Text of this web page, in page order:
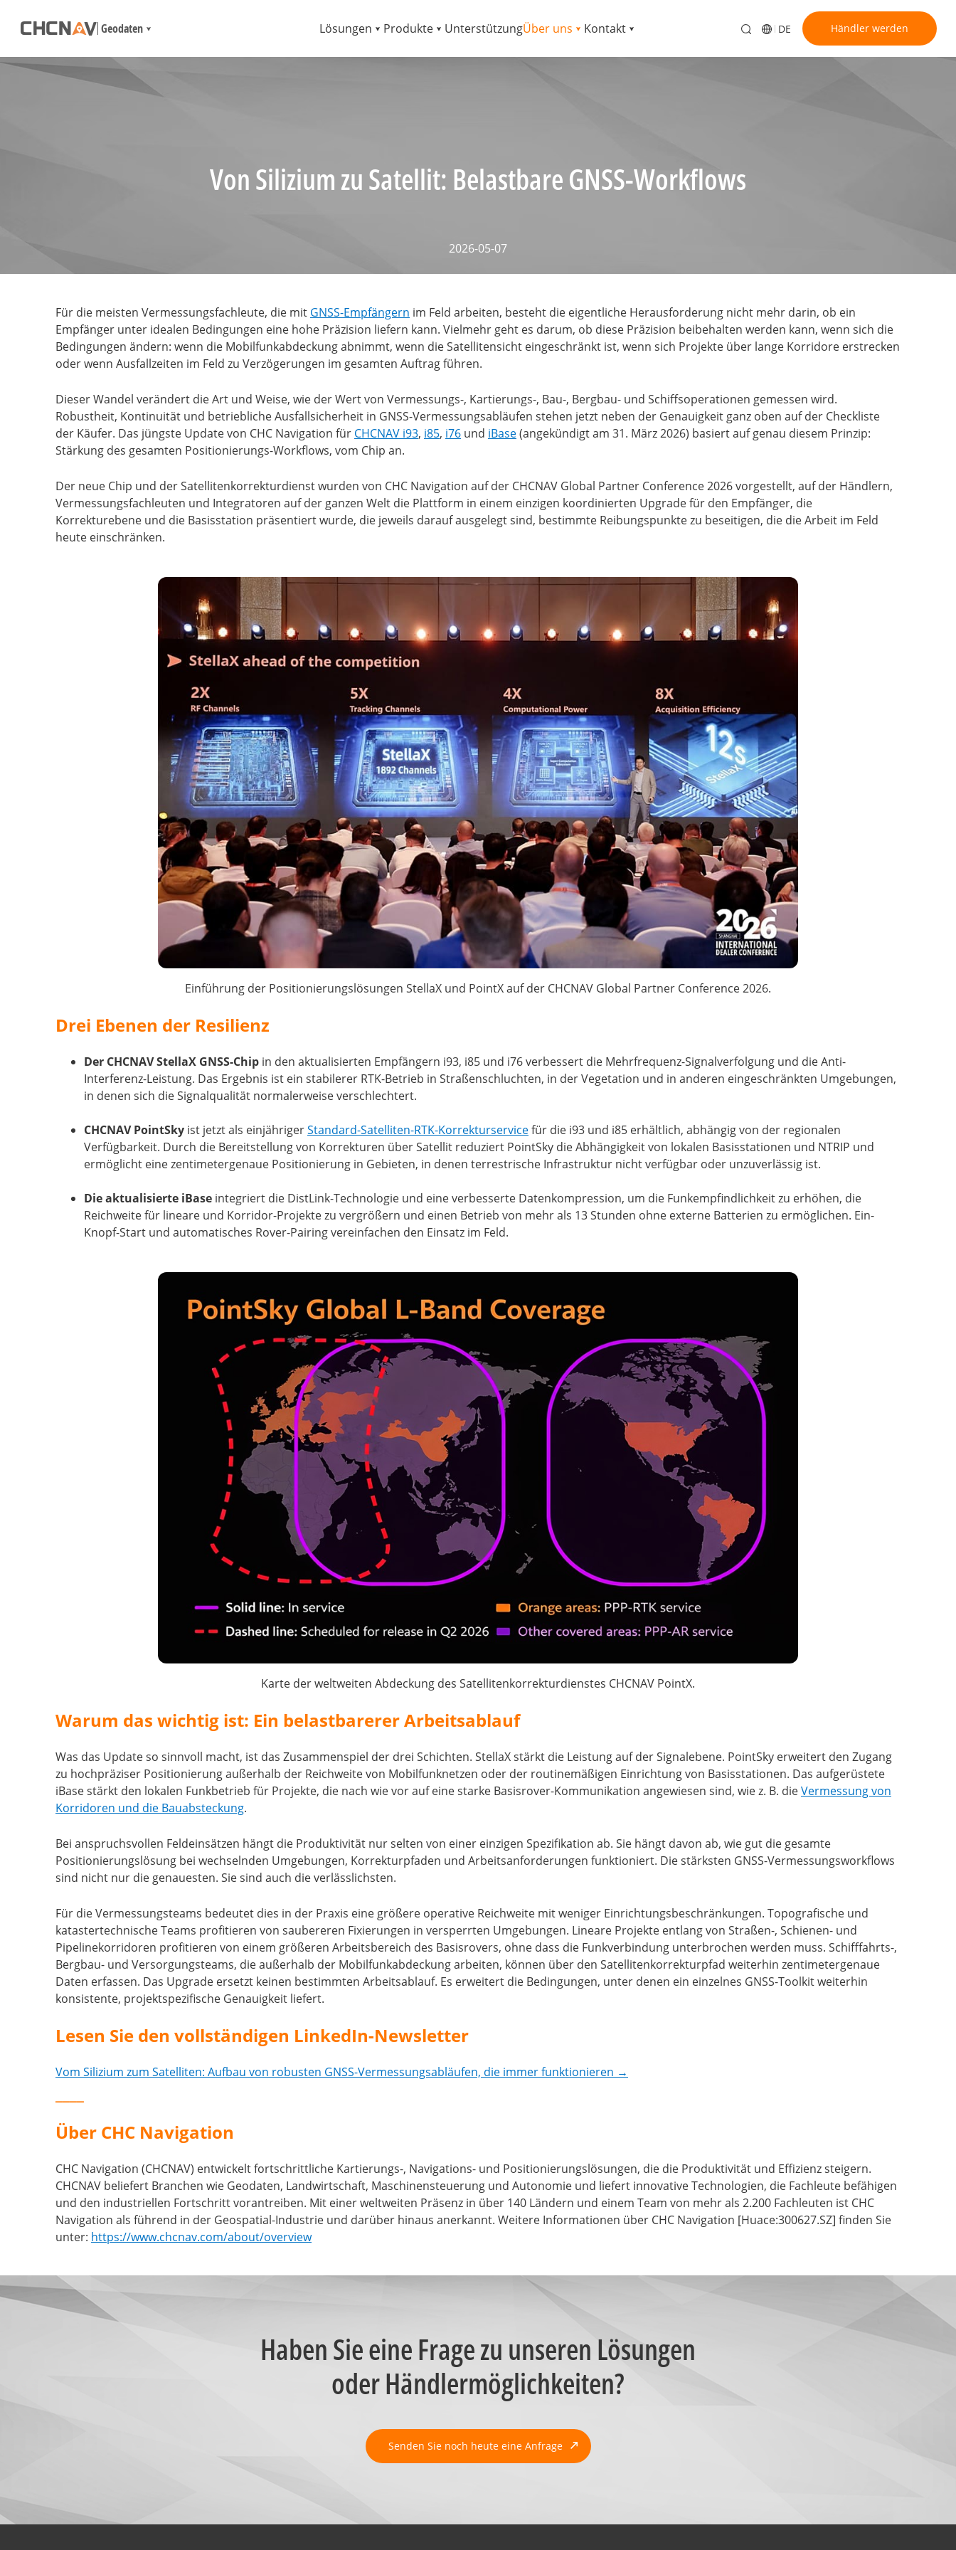
Geodaten Lösungen Produkte UnterstützungÜber uns Kontakt DE Händler werden
Von Silizium zu Satellit: Belastbare GNSS-Workflows
2026-05-07
Für die meisten Vermessungsfachleute, die mit GNSS-Empfängern im Feld arbeiten, besteht die eigentliche Herausforderung nicht mehr darin, ob ein
Empfänger unter idealen Bedingungen eine hohe Präzision liefern kann. Vielmehr geht es darum, ob diese Präzision beibehalten werden kann, wenn sich die
Bedingungen ändern: wenn die Mobilfunkabdeckung abnimmt, wenn die Satellitensicht eingeschränkt ist, wenn sich Projekte über lange Korridore erstrecken
oder wenn Ausfallzeiten im Feld zu Verzögerungen im gesamten Auftrag führen.
Dieser Wandel verändert die Art und Weise, wie der Wert von Vermessungs-, Kartierungs-, Bau-, Bergbau- und Schiffsoperationen gemessen wird.
Robustheit, Kontinuität und betriebliche Ausfallsicherheit in GNSS-Vermessungsabläufen stehen jetzt neben der Genauigkeit ganz oben auf der Checkliste
der Käufer. Das jüngste Update von CHC Navigation für CHCNAV i93, i85, i76 und iBase(angekündigt am 31. März 2026) basiert auf genau diesem Prinzip:
Stärkung des gesamten Positionierungs-Workflows, vom Chip an.
Der neue Chip und der Satellitenkorrekturdienst wurden von CHC Navigation auf der CHCNAV Global Partner Conference 2026 vorgestellt, auf der Händlern,
Vermessungsfachleuten und Integratoren auf der ganzen Welt die Plattform in einem einzigen koordinierten Upgrade für den Empfänger, die
Korrekturebene und die Basisstation präsentiert wurde, die jeweils darauf ausgelegt sind, bestimmte Reibungspunkte zu beseitigen, die die Arbeit im Feld
heute einschränken.
Einführung der Positionierungslösungen StellaX und PointX auf der CHCNAV Global Partner Conference 2026.
Drei Ebenen der Resilienz
Der CHCNAV StellaX GNSS-Chip in den aktualisierten Empfängern i93, i85 und i76 verbessert die Mehrfrequenz-Signalverfolgung und die Anti-
Interferenz-Leistung. Das Ergebnis ist ein stabilerer RTK-Betrieb in Straßenschluchten, in der Vegetation und in anderen eingeschränkten Umgebungen,
in denen sich die Signalqualität normalerweise verschlechtert.
CHCNAV PointSky ist jetzt als einjährigerStandard-Satelliten-RTK-Korrekturservicefür die i93 und i85 erhältlich, abhängig von der regionalen
Verfügbarkeit. Durch die Bereitstellung von Korrekturen über Satellit reduziert PointSky die Abhängigkeit von lokalen Basisstationen und NTRIP und
ermöglicht eine zentimetergenaue Positionierung in Gebieten, in denen terrestrische Infrastruktur nicht verfügbar oder unzuverlässig ist.
Die aktualisierte iBase integriert die DistLink-Technologie und eine verbesserte Datenkompression, um die Funkempfindlichkeit zu erhöhen, die
Reichweite für lineare und Korridor-Projekte zu vergrößern und einen Betrieb von mehr als 13 Stunden ohne externe Batterien zu ermöglichen. Ein-
Knopf-Start und automatisches Rover-Pairing vereinfachen den Einsatz im Feld.
Karte der weltweiten Abdeckung des Satellitenkorrekturdienstes CHCNAV PointX.
Warum das wichtig ist: Ein belastbarerer Arbeitsablauf
Was das Update so sinnvoll macht, ist das Zusammenspiel der drei Schichten. StellaX stärkt die Leistung auf der Signalebene. PointSky erweitert den Zugang
zu hochpräziser Positionierung außerhalb der Reichweite von Mobilfunknetzen oder der routinemäßigen Einrichtung von Basisstationen. Das aufgerüstete
iBase stärkt den lokalen Funkbetrieb für Projekte, die nach wie vor auf eine starke Basisrover-Kommunikation angewiesen sind, wie z. B. dieVermessung von
Korridoren und die Bauabsteckung.
Bei anspruchsvollen Feldeinsätzen hängt die Produktivität nur selten von einer einzigen Spezifikation ab. Sie hängt davon ab, wie gut die gesamte
Positionierungslösung bei wechselnden Umgebungen, Korrekturpfaden und Arbeitsanforderungen funktioniert. Die stärksten GNSS-Vermessungsworkflows
sind nicht nur die genauesten. Sie sind auch die verlässlichsten.
Für die Vermessungsteams bedeutet dies in der Praxis eine größere operative Reichweite mit weniger Einrichtungsbeschränkungen. Topografische und
katastertechnische Teams profitieren von saubereren Fixierungen in versperrten Umgebungen. Lineare Projekte entlang von Straßen-, Schienen- und
Pipelinekorridoren profitieren von einem größeren Arbeitsbereich des Basisrovers, ohne dass die Funkverbindung unterbrochen werden muss. Schifffahrts-,
Bergbau- und Versorgungsteams, die außerhalb der Mobilfunkabdeckung arbeiten, können über den Satellitenkorrekturpfad weiterhin zentimetergenaue
Daten erfassen. Das Upgrade ersetzt keinen bestimmten Arbeitsablauf. Es erweitert die Bedingungen, unter denen ein einzelnes GNSS-Toolkit weiterhin
konsistente, projektspezifische Genauigkeit liefert.
Lesen Sie den vollständigen LinkedIn-Newsletter
Vom Silizium zum Satelliten: Aufbau von robusten GNSS-Vermessungsabläufen, die immer funktionieren →
Über CHC Navigation
CHC Navigation (CHCNAV) entwickelt fortschrittliche Kartierungs-, Navigations- und Positionierungslösungen, die die Produktivität und Effizienz steigern.
CHCNAV beliefert Branchen wie Geodaten, Landwirtschaft, Maschinensteuerung und Autonomie und liefert innovative Technologien, die Fachleute befähigen
und den industriellen Fortschritt vorantreiben. Mit einer weltweiten Präsenz in über 140 Ländern und einem Team von mehr als 2.200 Fachleuten ist CHC
Navigation als führend in der Geospatial-Industrie und darüber hinaus anerkannt. Weitere Informationen über CHC Navigation [Huace:300627.SZ] finden Sie
unter: https://www.chcnav.com/about/overview
Haben Sie eine Frage zu unseren Lösungen
oder Händlermöglichkeiten?
Senden Sie noch heute eine Anfrage